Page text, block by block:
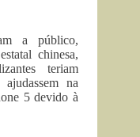
a público,
chinesa,
teriam
na
5 devido à